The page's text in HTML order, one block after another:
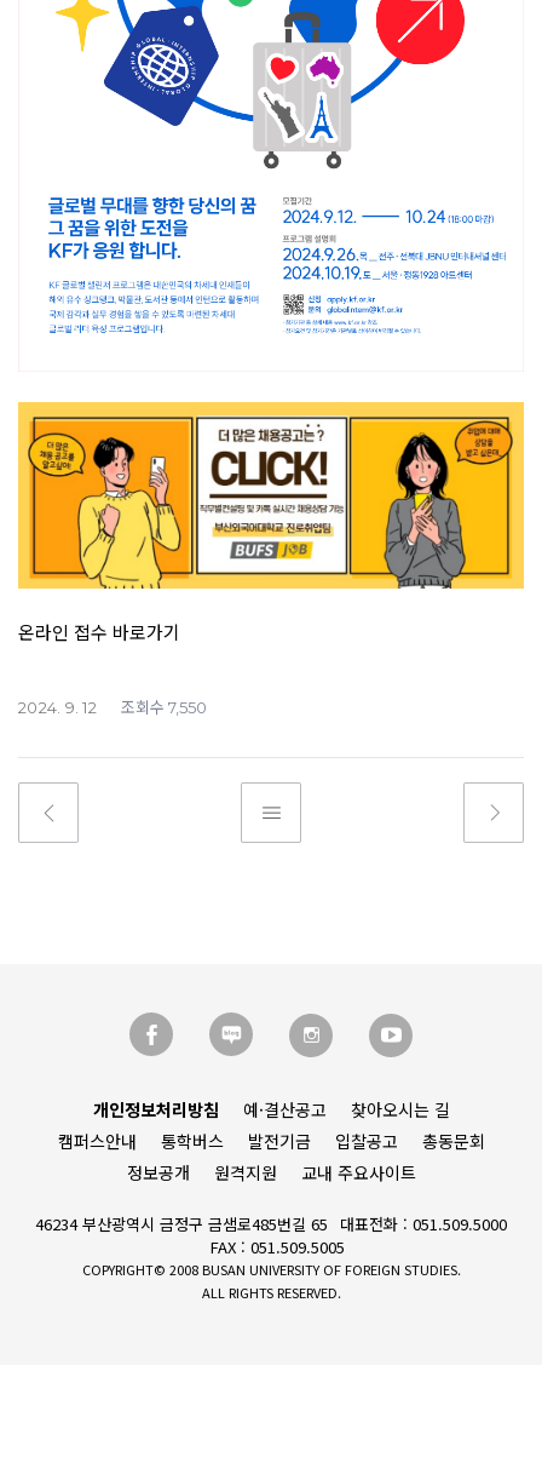
온라인 접수 바로가기
2024. 9. 12 조회수 7,550
개인정보처리방침 예·결산공고
찾아오시는 길
캠퍼스안내
통학버스 발전기금 입찰공고
총동문회
정보공개
원격지원 교내 주요사이트
46234 부산광역시 금정구 금샘로485번길 65
대표전화 : 051.509.5000
FAX : 051.509.5005
COPYRIGHT© 2008 BUSAN UNIVERSITY OF FOREIGN STUDIES.
ALL RIGHTS RESERVED.